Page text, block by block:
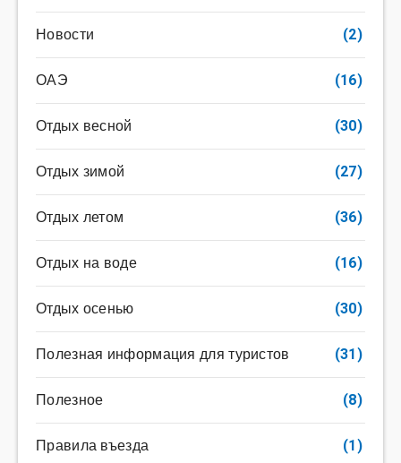
Новости (2)
ОАЭ (16)
Отдых весной (30)
Отдых зимой (27)
Отдых летом (36)
Отдых на воде (16)
Отдых осенью (30)
Полезная информация для туристов (31)
Полезное (8)
Правила въезда (1)